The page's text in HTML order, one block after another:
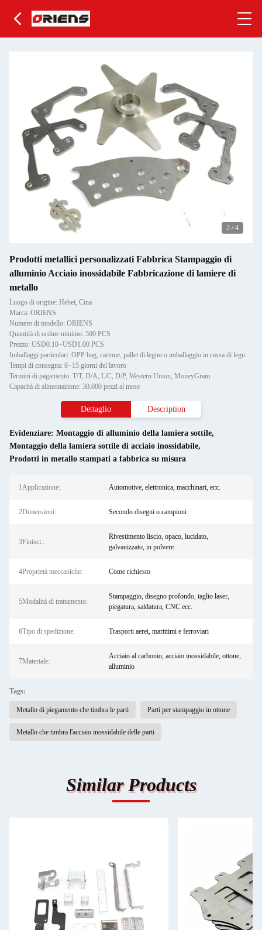
2 / 4
Prodotti metallici personalizzati Fabbrica Stampaggio di
alluminio Acciaio inossidabile Fabbricazione di lamiere di
metallo
Luogo di origine: Hebei, Cina
Marca: ORIENS
Numero di modello: ORIENS
Quantità di ordine minimo: 500 PCS
Prezzo: USD0.10~USD1.00 PCS
Imballaggi particolari: OPP bag, cartone, pallet di legno o imballaggio in cassa di legno, può fornire etichette personalizz
Tempi di consegna: 8~15 giorni del lavoro
Termini di pagamento: T/T, D/A, L/C, D/P, Western Union, MoneyGram
Capacità di alimentazione: 30.000 pezzi al mese
Dettaglio Description
Evidenziare: Montaggio di alluminio della lamiera sottile,
Montaggio della lamiera sottile di acciaio inossidabile,
Prodotti in metallo stampati a fabbrica su misura
1Applicazione: Automotive, elettronica, macchinari, ecc.
2Dimensioni: Secondo disegni o campioni
3Finisci.:
Rivestimento liscio, opaco, lucidato,
galvanizzato, in polvere
4Proprietà meccaniche: Come richiesto
5Modalità di trattamento:
Stampaggio, disegno profondo, taglio laser,
piegatura, saldatura, CNC ecc.
6Tipo di spedizione: Trasporti aerei, marittimi e ferroviari
7Materiale:
Acciaio al carbonio, acciaio inossidabile, ottone,
alluminio
Tags:
Metallo di piegamento che timbra le parti Parti per stampaggio in ottone
Metallo che timbra l'acciaio inossidabile delle parti
Similar Products